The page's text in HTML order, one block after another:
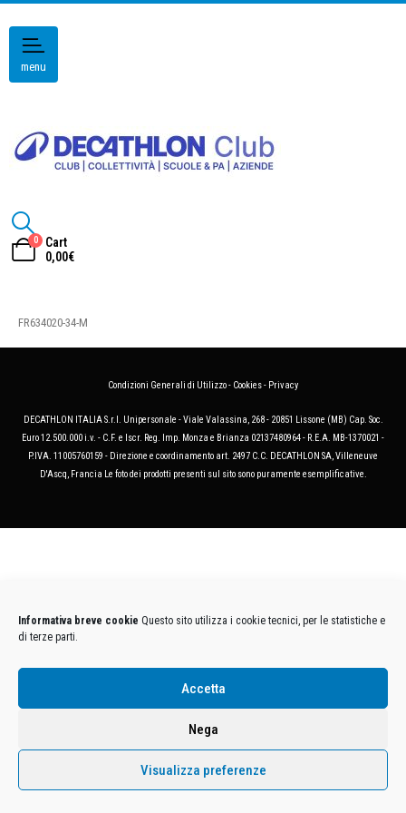
Informativa breve cookie Questo sito utilizza i cookie tecnici, per le statistiche e
di terze parti.
Accetta
Nega
Visualizza preferenze
menu
0
Cart
0,00€
FR634020-34-M
Condizioni Generali di Utilizzo- Cookies- Privacy
DECATHLON ITALIA S.r.l. Unipersonale - Viale Valassina, 268 - 20851 Lissone (MB) Cap. Soc.
Euro 12.500.000 i.v. - C.F. e Iscr. Reg. Imp. Monza e Brianza 02137480964 - R.E.A. MB-1370021 -
P.IVA. 11005760159 - Direzione e coordinamento art. 2497 C.C. DECATHLON SA, Villeneuve
D'Ascq, Francia Le foto dei prodotti presenti sul sito sono puramente esemplificative.